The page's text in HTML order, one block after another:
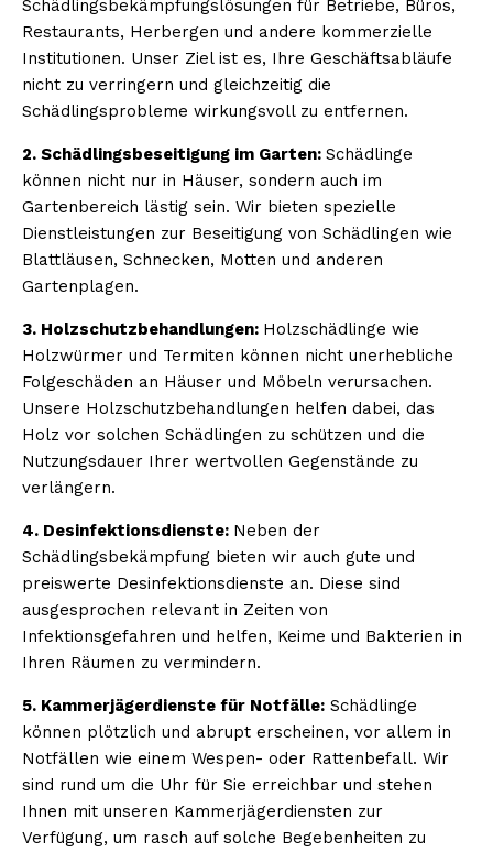
Schädlingsbekämpfungslösungen für Betriebe, Büros,
Restaurants, Herbergen und andere kommerzielle
Institutionen. Unser Ziel ist es, Ihre Geschäftsabläufe
nicht zu verringern und gleichzeitig die
Schädlingsprobleme wirkungsvoll zu entfernen.
2. Schädlingsbeseitigung im Garten: Schädlinge
können nicht nur in Häuser, sondern auch im
Gartenbereich lästig sein. Wir bieten spezielle
Dienstleistungen zur Beseitigung von Schädlingen wie
Blattläusen, Schnecken, Motten und anderen
Gartenplagen.
3. Holzschutzbehandlungen: Holzschädlinge wie
Holzwürmer und Termiten können nicht unerhebliche
Folgeschäden an Häuser und Möbeln verursachen.
Unsere Holzschutzbehandlungen helfen dabei, das
Holz vor solchen Schädlingen zu schützen und die
Nutzungsdauer Ihrer wertvollen Gegenstände zu
verlängern.
4. Desinfektionsdienste: Neben der
Schädlingsbekämpfung bieten wir auch gute und
preiswerte Desinfektionsdienste an. Diese sind
ausgesprochen relevant in Zeiten von
Infektionsgefahren und helfen, Keime und Bakterien in
Ihren Räumen zu vermindern.
5. Kammerjägerdienste für Notfälle: Schädlinge
können plötzlich und abrupt erscheinen, vor allem in
Notfällen wie einem Wespen- oder Rattenbefall. Wir
sind rund um die Uhr für Sie erreichbar und stehen
Ihnen mit unseren Kammerjägerdiensten zur
Verfügung, um rasch auf solche Begebenheiten zu